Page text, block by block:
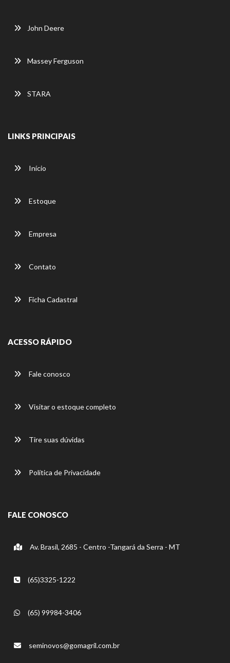
John Deere
Massey Ferguson
STARA
LINKS PRINCIPAIS
Início
Estoque
Empresa
Contato
Ficha Cadastral
ACESSO RÁPIDO
Fale conosco
Visitar o estoque completo
Tire suas dúvidas
Política de Privacidade
FALE CONOSCO
Av. Brasil, 2685 - Centro -Tangará da Serra - MT
(65)3325-1222
(65) 99984-3406
seminovos@gomagril.com.br